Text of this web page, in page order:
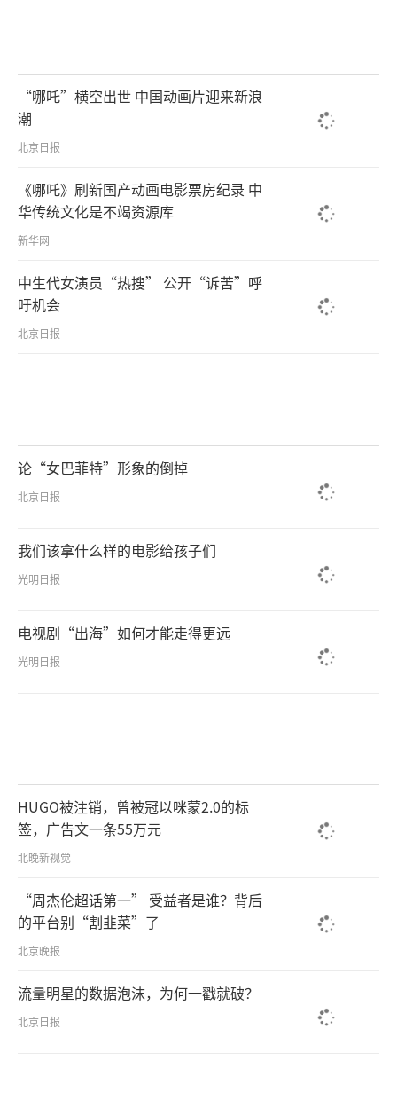
“哪吒”横空出世 中国动画片迎来新浪
潮
北京日报
《哪吒》刷新国产动画电影票房纪录 中
华传统文化是不竭资源库
新华网
中生代女演员“热搜” 公开“诉苦”呼
吁机会
北京日报
论“女巴菲特”形象的倒掉
北京日报
我们该拿什么样的电影给孩子们
光明日报
电视剧“出海”如何才能走得更远
光明日报
HUGO被注销，曾被冠以咪蒙2.0的标
签，广告文一条55万元
北晚新视觉
“周杰伦超话第一” 受益者是谁？背后
的平台别“割韭菜”了
北京晚报
流量明星的数据泡沫，为何一戳就破？
北京日报